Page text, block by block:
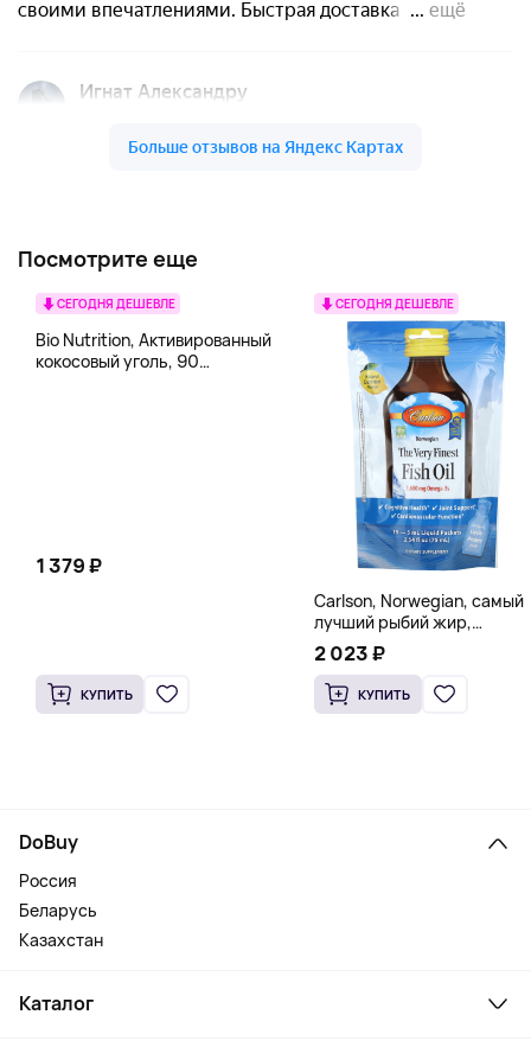
Посмотрите еще
СЕГОДНЯ ДЕШЕВЛЕ
Bio Nutrition, Активированный
кокосовый уголь, 90
1 379 ₽
КУПИТЬ
СЕГОДНЯ ДЕШЕВЛЕ
Carlson, Norwegian, самый
лучший рыбий жир,
натуральный лимон, 15
пакетиков (5 мл) каждый
2 023 ₽
КУПИТЬ
DoBuy
Россия
Беларусь
Казахстан
Каталог